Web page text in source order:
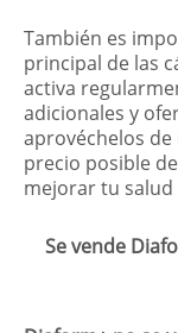
También es
principal de las
activa
adicionales y
aprovéchelos
precio posible
mejorar tu salud
Se vende